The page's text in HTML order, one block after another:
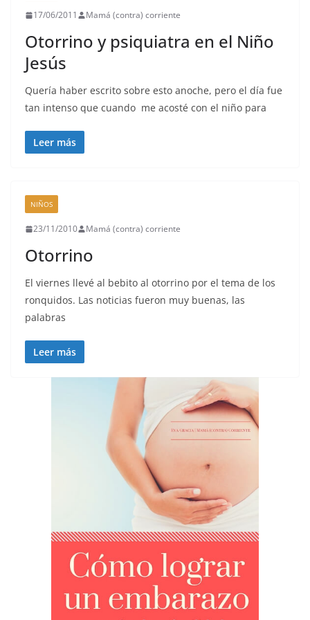
17/06/2011 Mamá (contra) corriente
Otorrino y psiquiatra en el Niño
Jesús
Quería haber escrito sobre esto anoche, pero el día fue
tan intenso que cuando me acosté con el niño para
Leer más
NIÑOS
23/11/2010 Mamá (contra) corriente
Otorrino
El viernes llevé al bebito al otorrino por el tema de los
ronquidos. Las noticias fueron muy buenas, las
palabras
Leer más